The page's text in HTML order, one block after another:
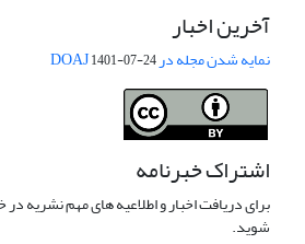
آخرین اخبار
نمایه شدن مجله در DOAJ1401-07-24
اشتراک خبرنامه
برای دریافت اخبار و اطلاعیه های مهم نشریه
شوید.